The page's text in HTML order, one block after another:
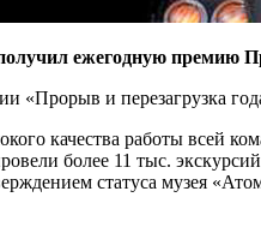
ежегодную премию
«Прорыв и перезагрузка
качества работы всей
более 11 тыс.
статуса музея